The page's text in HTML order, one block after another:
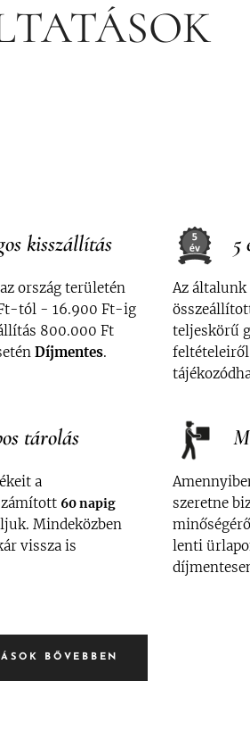
kisszállítás
ország területén
Ft-tól - 16.900 Ft-ig
800.000 Ft
Díjmentes.
5
Az
teljeskörű
feltételeiről
tárolás
a
60 napig
Mindeközben
vissza is
szeretne
lenti
BŐVEBBEN